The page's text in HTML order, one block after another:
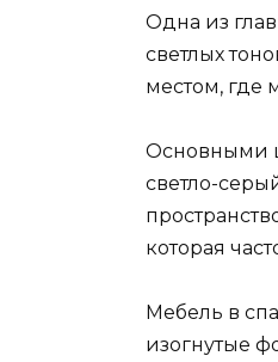
Одна из
светлых
местом, где
Основными
светло-
которая
Мебель в
изогнутые